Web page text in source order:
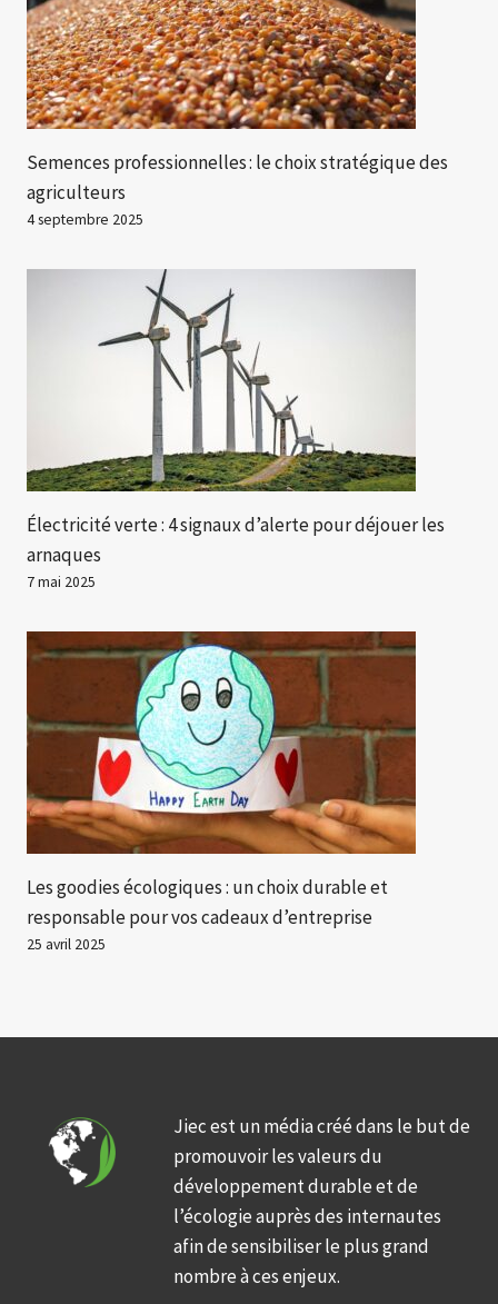
Semences professionnelles : le choix stratégique des
agriculteurs
4 septembre 2025
Électricité verte : 4 signaux d’alerte pour déjouer les
arnaques
7 mai 2025
Les goodies écologiques : un choix durable et
responsable pour vos cadeaux d’entreprise
25 avril 2025
Jiec est un média créé dans le but de
promouvoir les valeurs du
développement durable et de
l’écologie auprès des internautes
afin de sensibiliser le plus grand
nombre à ces enjeux.